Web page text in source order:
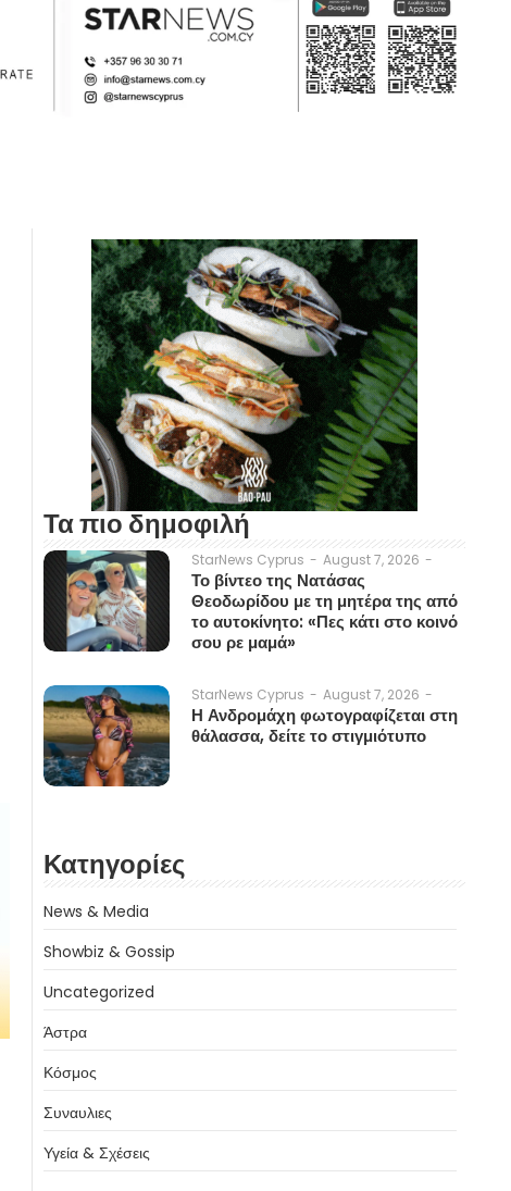
Τα πιο δημοφιλή
StarNews Cyprus - August 7, 2026 -
Το βίντεο της Νατάσας
Θεοδωρίδου με τη μητέρα της από
το αυτοκίνητο: «Πες κάτι στο κοινό
σου ρε μαμά»
StarNews Cyprus - August 7, 2026 -
Η Ανδρομάχη φωτογραφίζεται στη
θάλασσα, δείτε το στιγμιότυπο
Κατηγορίες
News & Media
Showbiz & Gossip
Uncategorized
Άστρα
Κόσμος
Συναυλιες
Υγεία & Σχέσεις